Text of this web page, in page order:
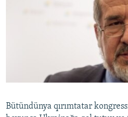
Bütündünya qırımtatar